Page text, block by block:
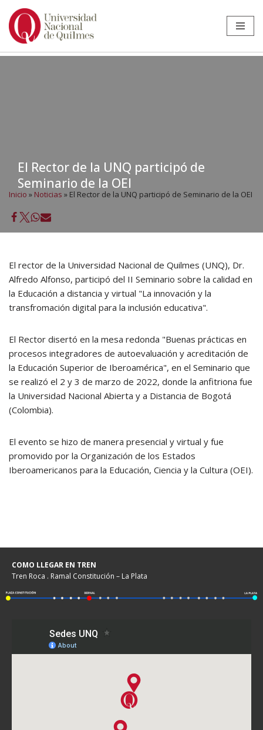
Ir
El Rector de la UNQ participó de
Seminario de la OEI
Inicio » Noticias » El Rector de la UNQ participó de Seminario de la OEI
El rector de la Universidad Nacional de Quilmes (UNQ), Dr.
Alfredo Alfonso, participó del II Seminario sobre la calidad en
la Educación a distancia y virtual "La innovación y la
transfromación digital para la inclusión educativa".
El Rector disertó en la mesa redonda "Buenas prácticas en
procesos integradores de autoevaluación y acreditación de
la Educación Superior de Iberoamérica", en el Seminario que
se realizó el 2 y 3 de marzo de 2022, donde la anfitriona fue
la Universidad Nacional Abierta y a Distancia de Bogotá
(Colombia).
El evento se hizo de manera presencial y virtual y fue
promovido por la Organización de los Estados
Iberoamericanos para la Educación, Ciencia y la Cultura (OEI).
COMO LLEGAR EN TREN
Tren Roca . Ramal Constitución – La Plata